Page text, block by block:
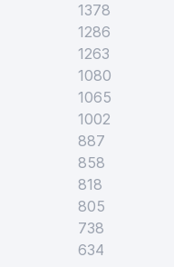
ПЕДАГОГИЧЕСКИХ
ОБЪЕДИНЕНИЕ
1378
1286
1263
1080
1065
1002
887
858
818
805
738
634